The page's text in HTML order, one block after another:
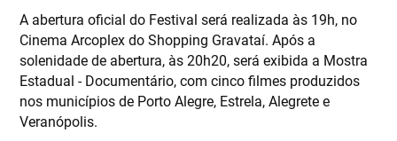
A abertura oficial do Festival será realizada às 19h, no
Cinema Arcoplex do Shopping Gravataí. Após a
solenidade de abertura, às 20h20, será exibida a Mostra
Estadual - Documentário, com cinco filmes produzidos
nos municípios de Porto Alegre, Estrela, Alegrete e
Veranópolis.